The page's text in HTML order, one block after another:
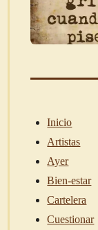
Inicio
Artistas
Ayer
Bien-estar
Cartelera
Cuestionar